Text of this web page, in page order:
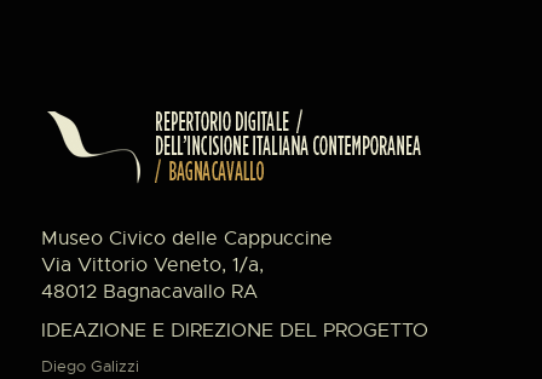
Museo Civico delle Cappuccine
Via Vittorio Veneto, 1/a,
48012 Bagnacavallo RA
IDEAZIONE E DIREZIONE DEL PROGETTO
Diego Galizzi